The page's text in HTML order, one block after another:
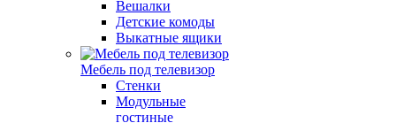
Вешалки
Детские комоды
Выкатные ящики
Мебель под телевизор
Стенки
Модульные
гостиные